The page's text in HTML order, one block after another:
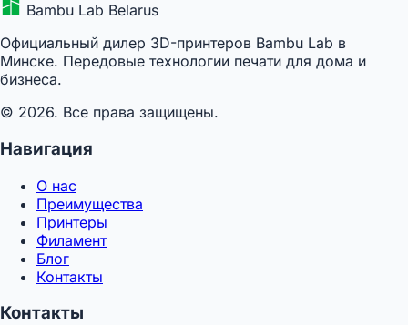
Bambu Lab Belarus
Официальный дилер 3D-принтеров Bambu Lab в
Минске. Передовые технологии печати для дома и
бизнеса.
© 2026. Все права защищены.
Навигация
О нас
Преимущества
Принтеры
Филамент
Блог
Контакты
Контакты